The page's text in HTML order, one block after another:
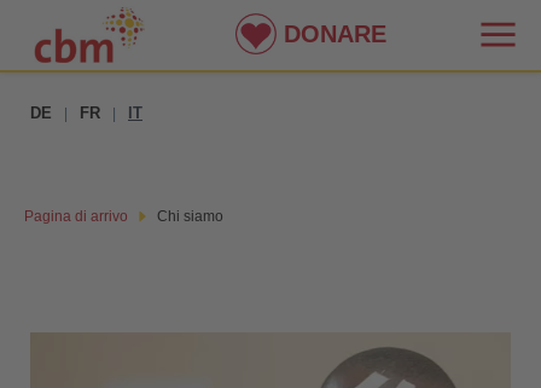
DE FR IT
Pagina di arrivo Chi siamo
DONARE